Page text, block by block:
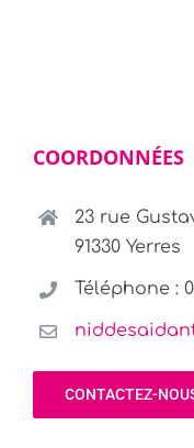
COORDONNÉES
23 rue
91330 Yerres
Téléphone :
CONTACTEZ-